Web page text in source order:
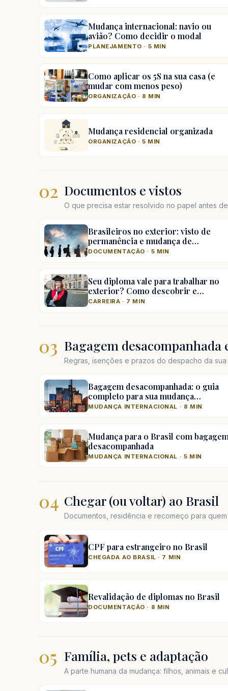
Mudança internacional: navio ou
avião? Como decidir o modal
PLANEJAMENTO · 5 MIN
Como aplicar os 5S na sua casa (e
mudar com menos peso)
ORGANIZAÇÃO · 8 MIN
Mudança residencial organizada
ORGANIZAÇÃO · 5 MIN
02 Documentos e vistos
O que precisa estar resolvido no papel antes
Brasileiros no exterior: visto de
permanência e mudança de…
DOCUMENTAÇÃO · 5 MIN
Seu diploma vale para trabalhar no
exterior? Como descobrir e…
CARREIRA · 7 MIN
03 Bagagem desacompanhada
Regras, isenções e prazos do despacho da sua
Bagagem desacompanhada: o guia
completo para sua mudança…
MUDANÇA INTERNACIONAL · 8 MIN
Mudança para o Brasil com
desacompanhada
MUDANÇA INTERNACIONAL · 5 MIN
04 Chegar (ou voltar) ao Brasil
Documentos, residência e recomeço para
CPF para estrangeiro no Brasil
CHEGADA AO BRASIL · 7 MIN
Revalidação de diplomas no Brasil
DOCUMENTAÇÃO · 8 MIN
05 Família, pets e adaptação
A parte humana da mudança: filhos, animais e